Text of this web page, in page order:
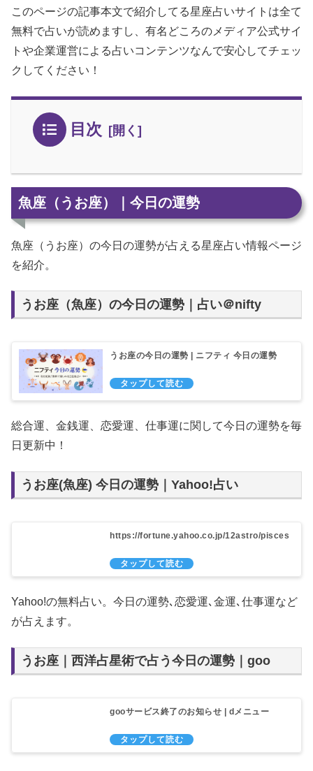
このページの記事本文で紹介してる星座占いサイトは全て
無料で占いが読めますし、有名どころのメディア公式サイ
トや企業運営による占いコンテンツなんで安心してチェッ
クしてください！
目次
魚座（うお座）｜今日の運勢
魚座（うお座）の今日の運勢が占える星座占い情報ページ
を紹介。
うお座（魚座）の今日の運勢｜占い＠nifty
うお座の今日の運勢 | ニフティ 今日の運勢
総合運、金銭運、恋愛運、仕事運に関して今日の運勢を毎
日更新中！
うお座(魚座) 今日の運勢｜Yahoo!占い
https://fortune.yahoo.co.jp/12astro/pisces
Yahoo!の無料占い。今日の運勢､恋愛運､金運､仕事運など
が占えます。
うお座｜西洋占星術で占う今日の運勢｜goo
gooサービス終了のお知らせ | dメニュー